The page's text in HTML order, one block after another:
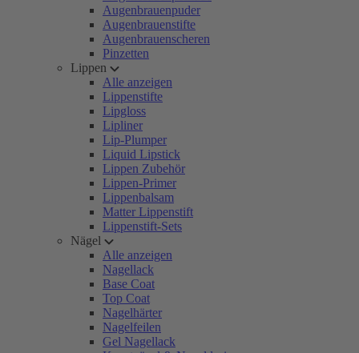
Augenbrauenpuder
Augenbrauenstifte
Augenbrauenscheren
Pinzetten
Lippen
Alle anzeigen
Lippenstifte
Lipgloss
Lipliner
Lip-Plumper
Liquid Lipstick
Lippen Zubehör
Lippen-Primer
Lippenbalsam
Matter Lippenstift
Lippenstift-Sets
Nägel
Alle anzeigen
Nagellack
Base Coat
Top Coat
Nagelhärter
Nagelfeilen
Gel Nagellack